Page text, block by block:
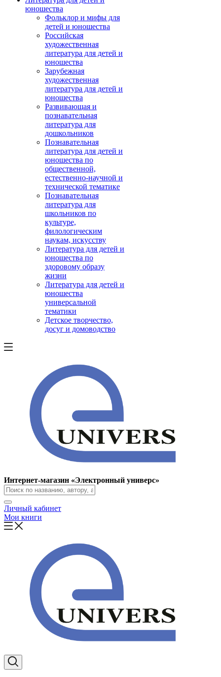
юношества
Фольклор и мифы для
детей и юношества
Российская
художественная
литература для детей и
юношества
Зарубежная
художественная
литература для детей и
юношества
Развивающая и
познавательная
литература для
дошкольников
Познавательная
литература для детей и
юношества по
общественной,
естественно-научной и
технической тематике
Познавательная
литература для
школьников по
культуре,
филологическим
наукам, искусству
Литература для детей и
юношества по
здоровому образу
жизни
Литература для детей и
юношества
универсальной
тематики
Детское творчество,
досуг и домоводство
Интернет-магазин «Электронный универс»
Личный кабинет
Мои книги